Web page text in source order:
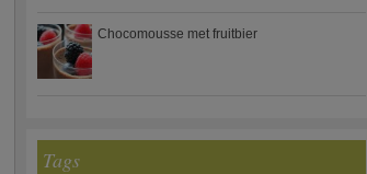
Chocomousse met fruitbier
Tags